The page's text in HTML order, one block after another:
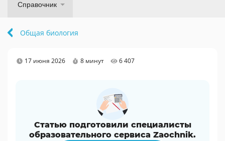
Справочник
Общая биология
17 июня 2026 8 минут 6 407
Статью подготовили специалисты
образовательного сервиса Zaochnik.